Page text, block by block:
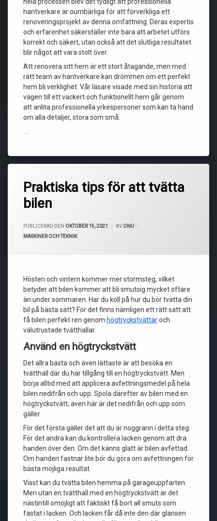
hantverkare är oumbärliga för att förverkliga ett
renoveringsprojekt av denna omfattning. Deras expertis
och erfarenhet säkerställer inte bara att arbetet utförs
korrekt och säkert, utan också att det slutliga resultatet
blir något att vara stolt över.
Att renovera sitt hem är ett stort åtagande, men med
rätt team av hantverkare kan drömmen om ett perfekt
hem bli verklighet. Vår läsare visade med sin historia att
vägen till ett vackert och funktionellt hem går genom
att anlita professionella yrkespersoner som kan ta hand
om alla detaljer, stora som små.
Praktiska tips för att tvätta
bilen
PUBLICERAD DEN OKTOBER 15, 2021 AV ONU
KATEGORIER:
MASKINER OCH TEKNIK
Hösten och vintern kommer mer stormsteg, vilket
betyder att bilen kommer att bli smutsig mycket oftare
än under sommaren. Har du koll på hur du bör tvätta din
bil på bästa sätt? För det finns nämligen ett rätt sätt att
få bilen perfekt ren genom högtryckstvättaroch
välutrustade tvätthallar.
Använd en högtryckstvätt
Det allra bästa och även lättaste är att besöka en
tvätthall där du har tillgång till en högtryckstvätt. Men
börja alltid med att applicera avfettningsmedel på hela
bilen nedifrån och upp. Spola därefter av bilen med en
högtryckstvätt, även här är det nedifrån och upp som
gäller.
För det första gäller det att du är noggrann i detta steg.
För det andra kan du kontrollera lacken genom att dra
handen över den. Om det känns glatt är bilen avfettad.
Om handen fastnar lite bör du göra om avfettningen för
bästa möjliga resultat.
Visst kan du tvätta bilen hemma på garageuppfarten.
Men utan en tvätthall med en högtryckstvätt är det
nästintill omöjligt att faktiskt få bort all smuts som
fastat i lacken. Och lacken får då inte den där glansen